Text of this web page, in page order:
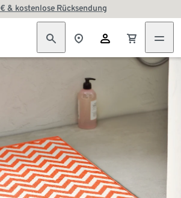
& kostenlose Rücksendung